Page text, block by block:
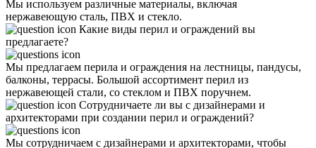
Мы используем различные материалы, включая
нержавеющую сталь, ПВХ и стекло.
Какие виды перил и ограждений вы
предлагаете?
Мы предлагаем перила и ограждения на лестницы, пандусы,
балконы, террасы. Большой ассортимент перил из
нержавеющей стали, со стеклом и ПВХ поручнем.
Сотрудничаете ли вы с дизайнерами и
архитекторами при создании перил и ограждений?
Мы сотрудничаем с дизайнерами и архитекторами, чтобы